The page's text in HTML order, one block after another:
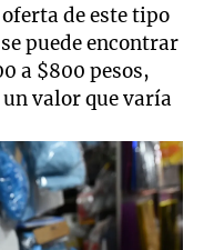
de este tipo
puede encontrar
a $800 pesos,
valor que varía